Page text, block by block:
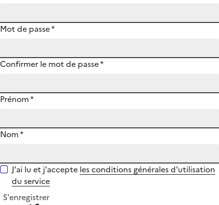
Mot de passe*
Confirmer le mot de passe*
Prénom*
Nom*
J'ai lu et j'accepte les conditions générales d'utilisation
du service
S'enregistrer